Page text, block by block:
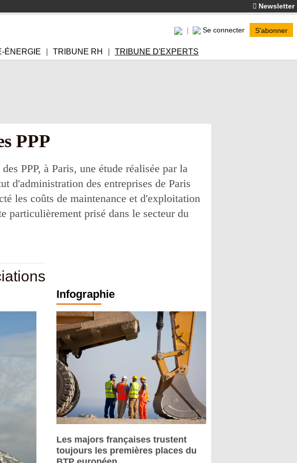
Newsletter
Se connecter S'abonner
ÉNERGIE TRIBUNE RH TRIBUNE D'EXPERTS
PPP
PPP, à Paris, une étude réalisée par la
d'administration des entreprises de Paris
les coûts de maintenance et d'exploitation
prisé dans le secteur du
Infographie
Les majors françaises trustent
toujours les premières places du